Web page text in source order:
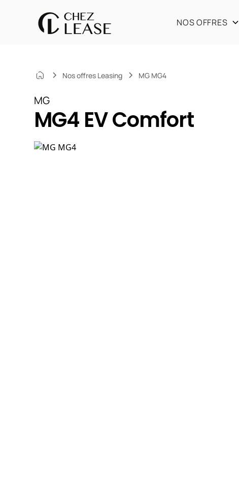
NOS OFFRES
Nos offres Leasing MG MG4
MG
MG4 EV Comfort